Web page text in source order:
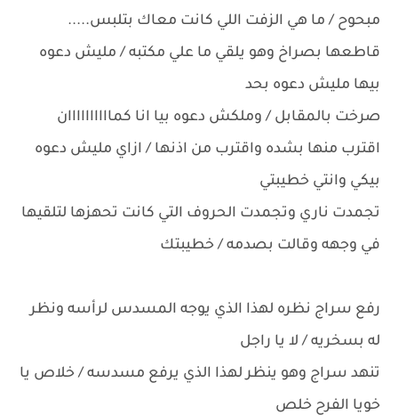
مبحوح / ما هي الزفت اللي كانت معاك بتلبس.....
قاطعها بصراخ وهو يلقي ما علي مكتبه / مليش دعوه
بيها مليش دعوه بحد
صرخت بالمقابل / وملكش دعوه بيا انا كماااااااااان
اقترب منها بشده واقترب من اذنها / ازاي مليش دعوه
بيكي وانتي خطيبتي
تجمدت ناري وتجمدت الحروف التي كانت تحهزها لتلقيها
في وجهه وقالت بصدمه / خطيبتك
رفع سراج نظره لهذا الذي يوجه المسدس لرأسه ونظر
له بسخريه / لا يا راجل
تنهد سراج وهو ينظر لهذا الذي يرفع مسدسه / خلاص يا
خويا الفرح خلص